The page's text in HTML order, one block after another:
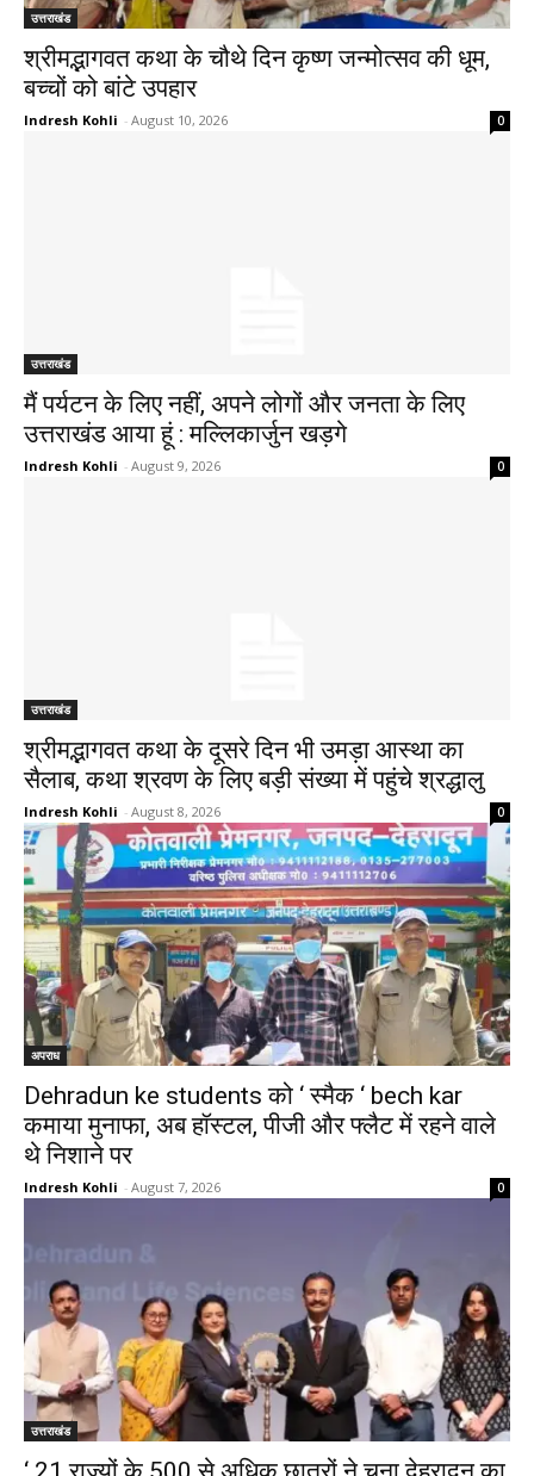
उत्तराखंड
श्रीमद्भागवत कथा के चौथे दिन कृष्ण जन्मोत्सव की धूम,
बच्चों को बांटे उपहार
Indresh Kohli - August 10, 2026 0
उत्तराखंड
मैं पर्यटन के लिए नहीं, अपने लोगों और जनता के लिए
उत्तराखंड आया हूं : मल्लिकार्जुन खड़गे
Indresh Kohli - August 9, 2026 0
उत्तराखंड
श्रीमद्भागवत कथा के दूसरे दिन भी उमड़ा आस्था का
सैलाब, कथा श्रवण के लिए बड़ी संख्या में पहुंचे श्रद्धालु
Indresh Kohli - August 8, 2026 0
अपराध
Dehradun ke students को ‘ स्मैक ‘ bech kar
कमाया मुनाफा, अब हॉस्टल, पीजी और फ्लैट में रहने वाले
थे निशाने पर
Indresh Kohli - August 7, 2026 0
उत्तराखंड